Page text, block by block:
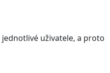
uživatele, a proto